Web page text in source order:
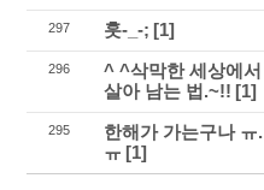
297 훗-_-; [1]
296
^ ^삭막한 세상에서
살아 남는 법.~!! [1]
295
한해가 가는구나 ㅠ.
ㅠ [1]